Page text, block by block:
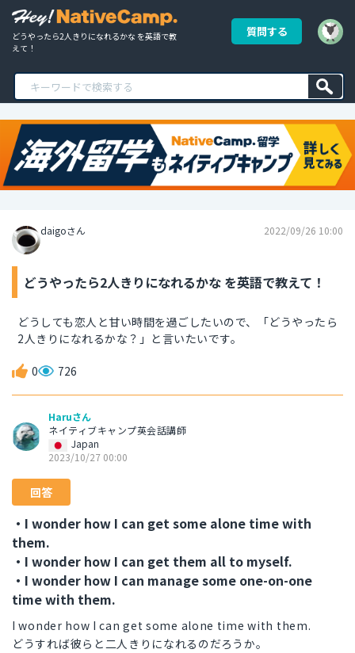
どうやったら2人きりになれるかな を英語で教
えて！
質問する
daigoさん 2022/09/26 10:00
どうやったら2人きりになれるかな を英語で教えて！
どうしても恋人と甘い時間を過ごしたいので、「どうやったら
2人きりになれるかな？」と言いたいです。
0 726
Haruさん
ネイティブキャンプ英会話講師
Japan
2023/10/27 00:00
回答
・I wonder how I can get some alone time with
them.
・I wonder how I can get them all to myself.
・I wonder how I can manage some one-on-one
time with them.
I wonder how I can get some alone time with them.
どうすれば彼らと二人きりになれるのだろうか。